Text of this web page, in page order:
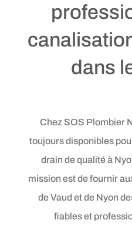
dans
Chez SOS Plombier
toujours disponibles
drain de qualité à
mission est de fournir
de Vaud et de Nyon
fiables et